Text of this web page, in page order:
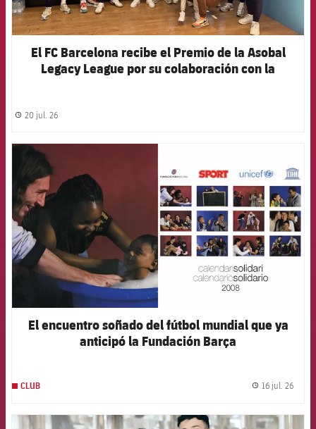
El FC Barcelona recibe el Premio de la Asobal
Legacy League por su colaboración con la
label.share.clock
20 jul. 26
El encuentro soñado del fútbol mundial que ya
anticipó la Fundación Barça
CLUB 16 jul. 26
FCB Barcelona badge